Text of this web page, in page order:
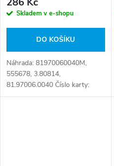
Skladem v e-shopu
DO KOŠÍKU
Náhrada: 81970060040M,
555678, 3.80814,
81.97006.0040 Číslo karty:
098706